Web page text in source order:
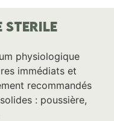
physiologique
immédiats et
recommandés
: poussière,